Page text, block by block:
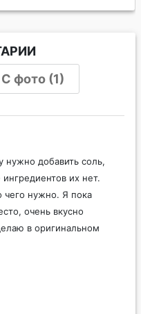
С фото (1)
нужно добавить соль,
их нет.
чего нужно. Я пока
очень вкусно
в оригинальном